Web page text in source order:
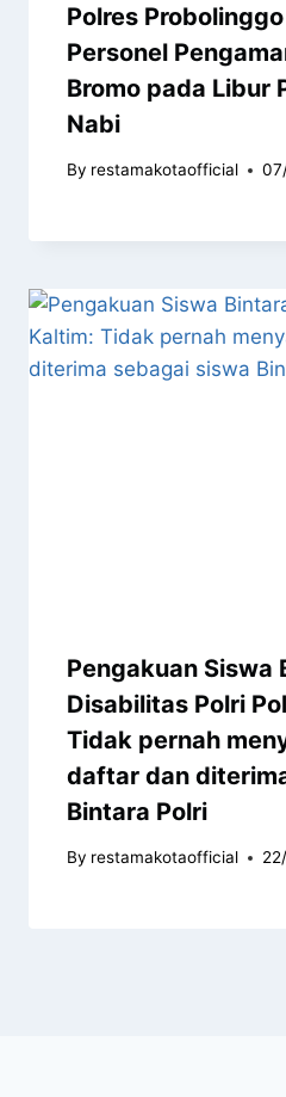
Polres
Personel
Bromo pada Libur
Nabi
By restamakotaofficial
Pengakuan Siswa
Disabilitas Polri
Tidak pernah
daftar dan
Bintara Polri
By restamakotaofficial